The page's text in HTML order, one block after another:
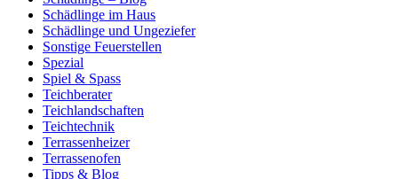
Schädlinge im Haus
Schädlinge und Ungeziefer
Sonstige Feuerstellen
Spezial
Spiel & Spass
Teichberater
Teichlandschaften
Teichtechnik
Terrassenheizer
Terrassenofen
Tipps & Blog